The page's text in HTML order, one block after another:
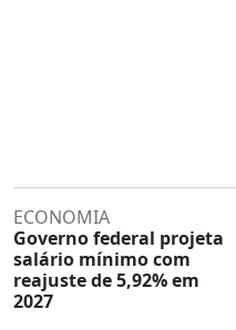
ECONOMIA
Governo federal projeta
salário mínimo com
reajuste de 5,92% em
2027